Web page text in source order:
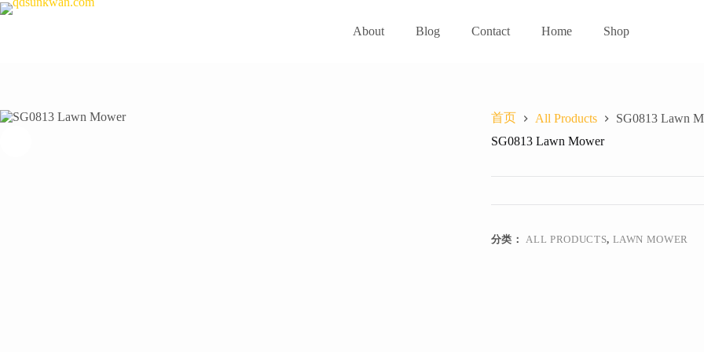
跳
About Blog Contact Home Shop
首页 All Products
SG0813 Lawn
SG0813 Lawn Mower
分类：ALL PRODUCTS, LAWN MOWER